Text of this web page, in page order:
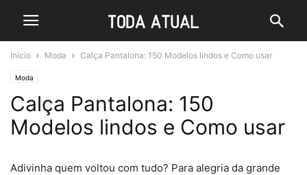
Início Moda Calça Pantalona: 150 Modelos lindos e Como usar
Moda
Calça Pantalona: 150
Modelos lindos e Como usar
Adivinha quem voltou com tudo? Para alegria da grande